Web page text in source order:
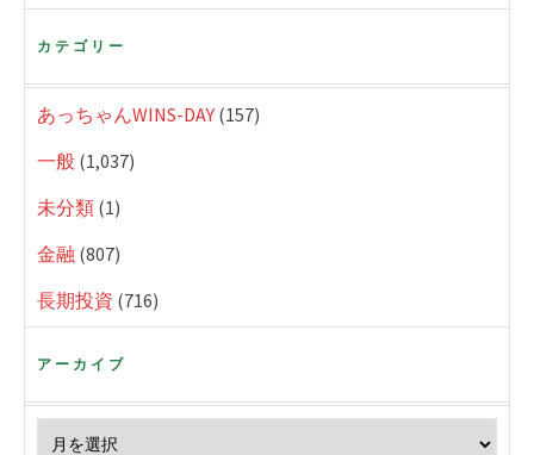
カテゴリー
あっちゃんWINS-DAY (157)
一般 (1,037)
未分類 (1)
金融 (807)
長期投資 (716)
アーカイブ